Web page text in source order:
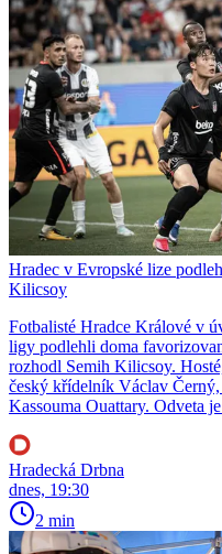
Hradec v Evropské lize
Kilicsoy
Fotbalisté Hradce Králové v
ligy podlehli doma
rozhodl Semih Kilicsoy.
český křídelník Václav
Kassouma Ouattary. Odveta
Hradecká Drbna
dnes, 19:30
2 min